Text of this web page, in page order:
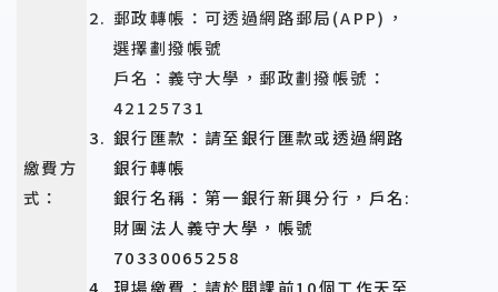
繳費方
式：
郵政轉帳：可透過網路郵局(APP)，
選擇劃撥帳號
戶名：義守大學，郵政劃撥帳號：
42125731
銀行匯款：請至銀行匯款或透過網路
銀行轉帳
銀行名稱：第一銀行新興分行，戶名:
財團法人義守大學，帳號
70330065258
現場繳費：請於開課前10個工作天至